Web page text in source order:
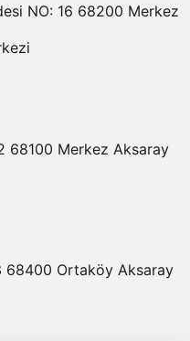
NO: 16 68200 Merkez
68100 Merkez Aksaray
68400 Ortaköy Aksaray